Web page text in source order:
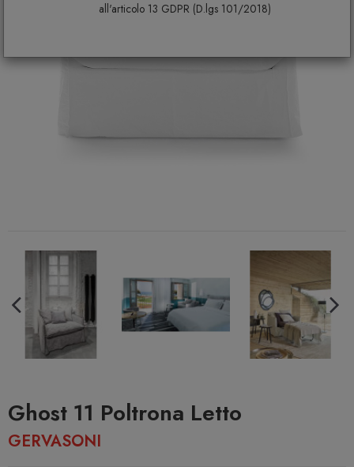
all'articolo 13 GDPR (D.lgs 101/2018)
Ghost 11 Poltrona Letto
GERVASONI